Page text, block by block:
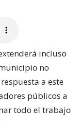
incluso
no
a este
públicos a
todo el trabajo